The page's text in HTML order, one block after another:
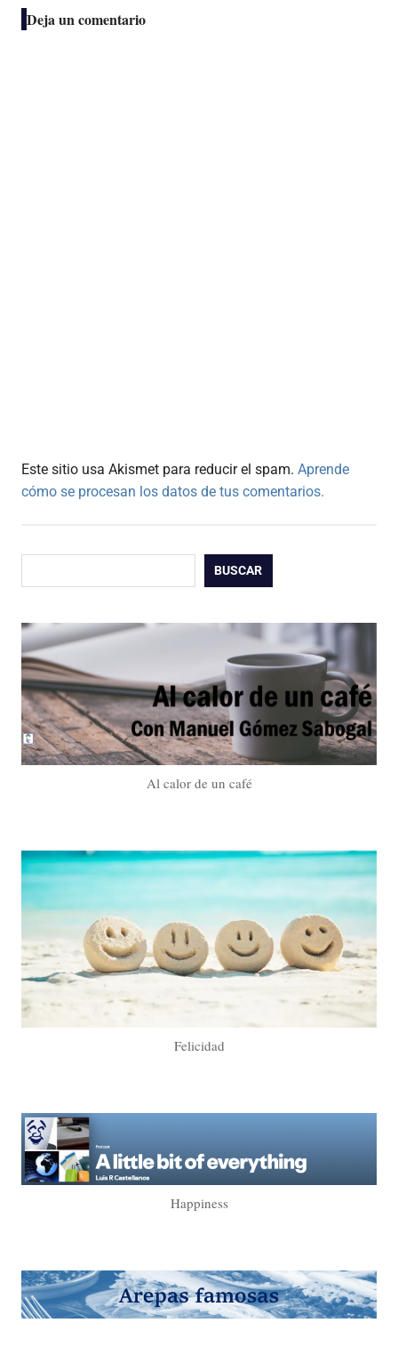
Deja un comentario
Este sitio usa Akismet para reducir el spam. Aprende
cómo se procesan los datos de tus comentarios.
BUSCAR
Al calor de un café
Felicidad
Happiness